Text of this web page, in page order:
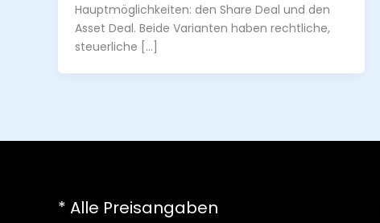
Hauptmöglichkeiten: den Share Deal und den
Asset Deal. Beide Varianten haben rechtliche,
steuerliche […]
* Alle Preisangaben